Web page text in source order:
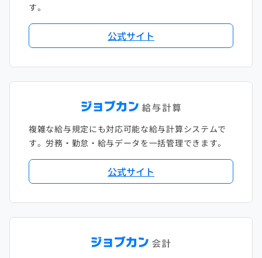
す。
公式サイト
複雑な給与規定にも対応可能な給与計算システムで
す。労務・勤怠・給与データを一括管理できます。
公式サイト